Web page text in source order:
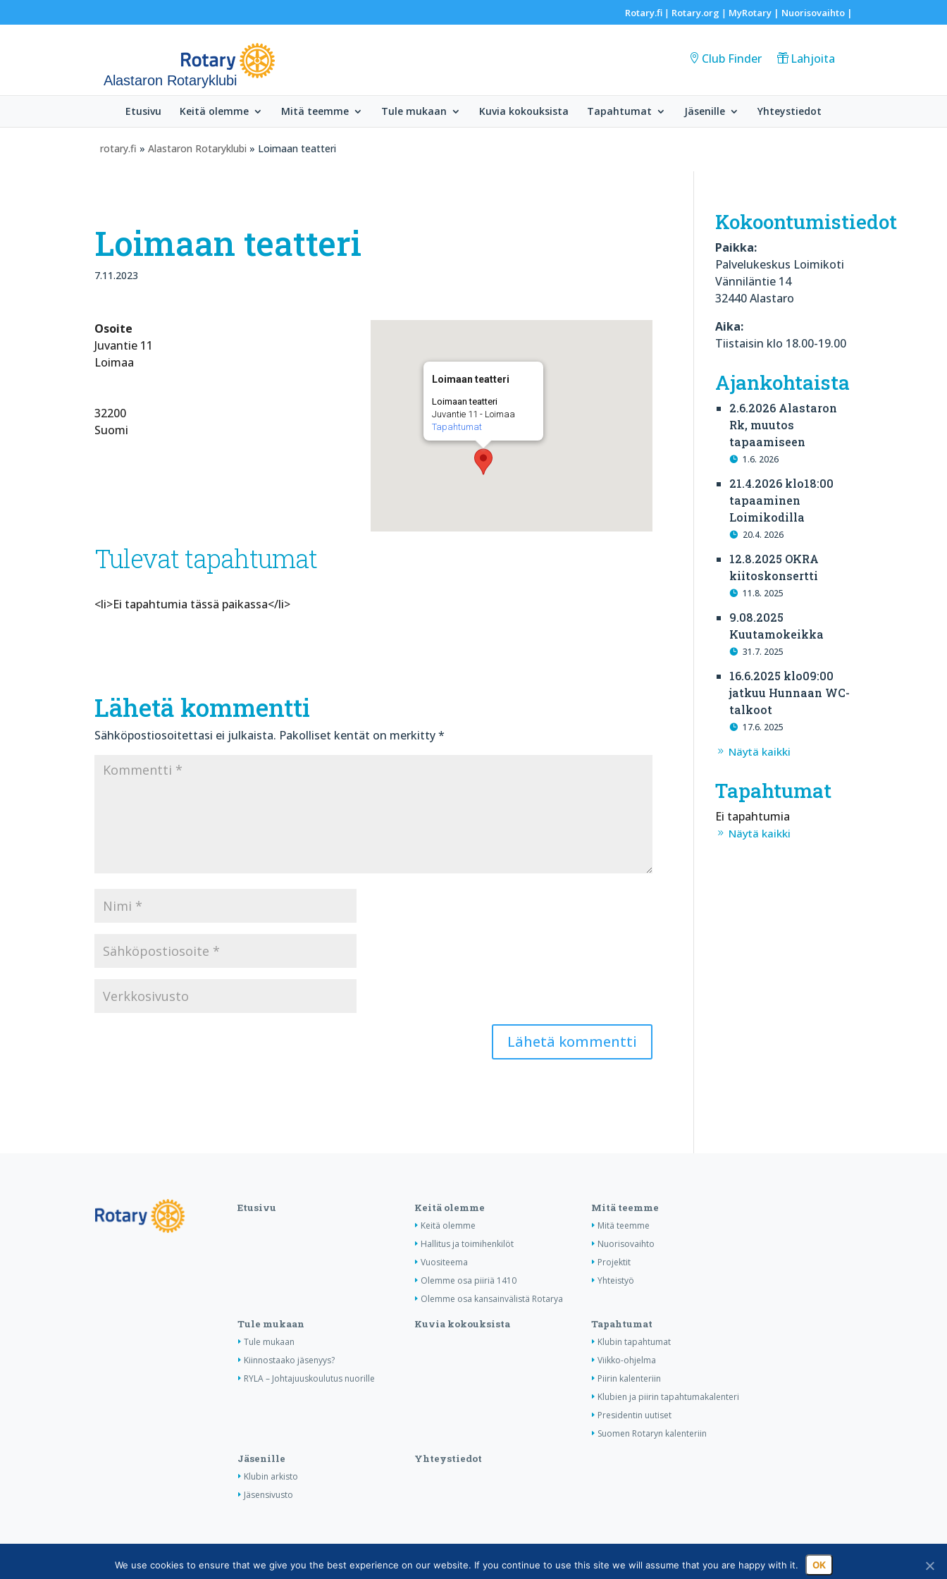
Rotary.fi| Rotary.org | MyRotary | Nuorisovaihto|
Alastaron Rotaryklubi
Club Finder Lahjoita
Etusivu Keitä olemme Mitä teemme Tule mukaan Kuvia kokouksista Tapahtumat Jäsenille Yhteystiedot
rotary.fi » Alastaron Rotaryklubi » Loimaan teatteri
Loimaan teatteri
7.11.2023
Loimaan teatteri
Loimaan teatteri
Juvantie 11 - Loimaa
Tapahtumat
Osoite
Juvantie 11
Loimaa
32200
Suomi
Tulevat tapahtumat
<li>Ei tapahtumia tässä paikassa</li>
Lähetä kommentti
Sähköpostiosoitettasi ei julkaista. Pakolliset kentät on merkitty*
Kokoontumistiedot
Paikka:
Palvelukeskus Loimikoti
Vänniläntie 14
32440 Alastaro
Aika:
Tiistaisin klo 18.00-19.00
Ajankohtaista
2.6.2026 Alastaron
Rk, muutos
tapaamiseen
1.6. 2026
21.4.2026 klo18:00
tapaaminen
Loimikodilla
20.4. 2026
12.8.2025 OKRA
kiitoskonsertti
11.8. 2025
9.08.2025
Kuutamokeikka
31.7. 2025
16.6.2025 klo09:00
jatkuu Hunnaan WC-
talkoot
17.6. 2025
Näytä kaikki
Tapahtumat
Ei tapahtumia
Näytä kaikki
Etusivu Keitä olemme
Keitä olemme
Hallitus ja toimihenkilöt
Vuositeema
Olemme osa piiriä 1410
Olemme osa kansainvälistä Rotarya
Mitä teemme
Mitä teemme
Nuorisovaihto
Projektit
Yhteistyö
Tule mukaan
Tule mukaan
Kiinnostaako jäsenyys?
RYLA – Johtajuuskoulutus nuorille
Kuvia kokouksista Tapahtumat
Klubin tapahtumat
Viikko-ohjelma
Piirin kalenteriin
Klubien ja piirin tapahtumakalenteri
Presidentin uutiset
Suomen Rotaryn kalenteriin
Jäsenille
Klubin arkisto
Jäsensivusto
Yhteystiedot
Copyright © Suomen Rotarypalvelu ry 2026 |Jäsentietojärjestelmän tietosuojaseloste|Henkilötietojen käsittely Rotarytoiminnassa
We use cookies to ensure that we give you the best experience on our website. If you continue to use this site we will assume that you are happy with it. OK